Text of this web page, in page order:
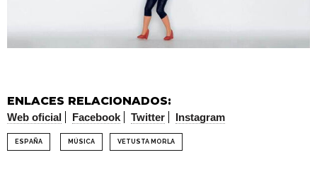
ENLACES RELACIONADOS:
Web oficial Facebook Twitter Instagram
ESPAÑA MÚSICA VETUSTA MORLA